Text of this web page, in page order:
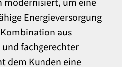
um eine
Energieversorgung
aus
fachgerechter
dem Kunden eine